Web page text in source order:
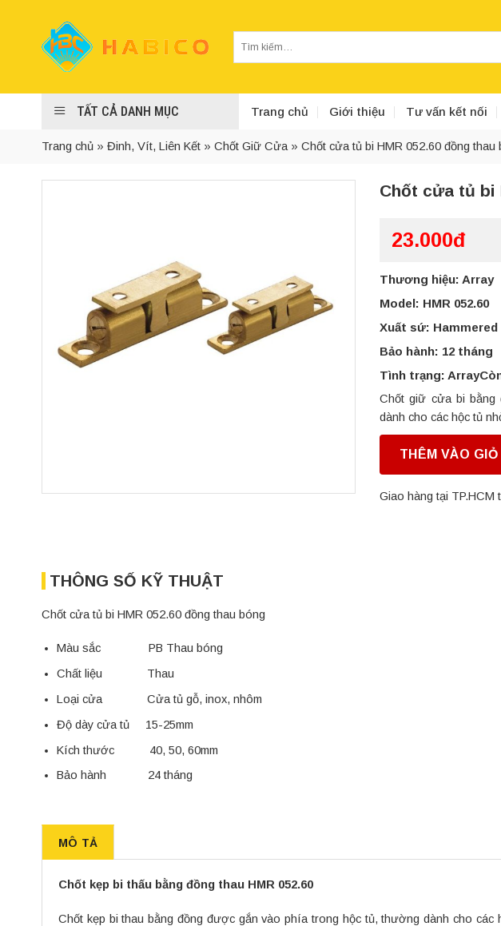
kiếm:
TẤT CẢ DANH MỤC Trang chủ Giới thiệu Tư vấn kết nối
Trang chủ » Đinh, Vít, Liên Kết » Chốt Giữ Cửa » Chốt cửa tủ bi HMR 052.60 đồng thau
Chốt cửa tủ bi
23.000đ
Thương hiệu: Array
Model: HMR 052.60
Xuất sứ: Hammered
Bảo hành: 12 tháng
Tình trạng:
Chốt giữ cửa bi bằng
dành cho các hộc tủ
THÊM VÀO GIỎ
Giao hàng tại TP.HCM
THÔNG SỐ KỸ THUẬT
Chốt cửa tủ bi HMR 052.60 đồng thau bóng
Màu sắc PB Thau bóng
Chất liệu Thau
Loại cửa Cửa tủ gỗ, inox, nhôm
Độ dày cửa tủ 15-25mm
Kích thước 40, 50, 60mm
Bảo hành 24 tháng
MÔ TẢ
Chốt kẹp bi thấu bằng đồng thau HMR 052.60
Chốt kẹp bi thau bằng đồng được gắn vào phía trong hộc tủ, thường dành cho